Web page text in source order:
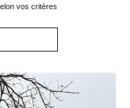
vos critères